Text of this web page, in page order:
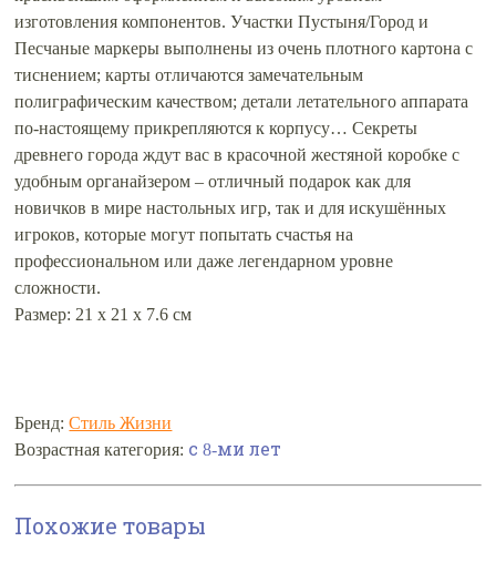
изготовления компонентов. Участки Пустыня/Город и
Песчаные маркеры выполнены из очень плотного картона с
тиснением; карты отличаются замечательным
полиграфическим качеством; детали летательного аппарата
по-настоящему прикрепляются к корпусу… Секреты
древнего города ждут вас в красочной жестяной коробке с
удобным органайзером – отличный подарок как для
новичков в мире настольных игр, так и для искушённых
игроков, которые могут попытать счастья на
профессиональном или даже легендарном уровне
сложности.
Размер: 21 x 21 x 7.6 см
Бренд:Стиль Жизни
Возрастная категория: с 8-ми лет
Похожие товары